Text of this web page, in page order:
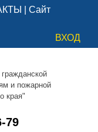
Сайт
ВХОД
и пожарной
края"
79